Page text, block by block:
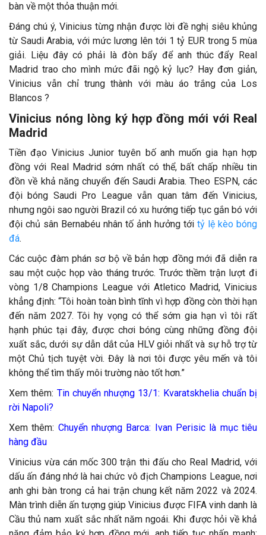
bàn về một thỏa thuận mới.
Đáng chú ý, Vinicius từng nhận được lời đề nghị siêu khủng
từ Saudi Arabia, với mức lương lên tới 1 tỷ EUR trong 5 mùa
giải. Liệu đây có phải là đòn bẩy để anh thúc đẩy Real
Madrid trao cho mình mức đãi ngộ kỷ lục? Hay đơn giản,
Vinicius vẫn chỉ trung thành với màu áo trắng của Los
Blancos ?
Vinicius nóng lòng ký hợp đồng mới với Real
Madrid
Tiền đạo Vinicius Junior tuyên bố anh muốn gia hạn hợp
đồng với Real Madrid sớm nhất có thể, bất chấp nhiều tin
đồn về khả năng chuyển đến Saudi Arabia. Theo ESPN, các
đội bóng Saudi Pro League vẫn quan tâm đến Vinicius,
nhưng ngôi sao người Brazil có xu hướng tiếp tục gắn bó với
đội chủ sân Bernabéu nhân tố ảnh hưởng tới tỷ lệ kèo bóng
đá.
Các cuộc đàm phán sơ bộ về bản hợp đồng mới đã diễn ra
sau một cuộc họp vào tháng trước. Trước thềm trận lượt đi
vòng 1/8 Champions League với Atletico Madrid, Vinicius
khẳng định: “Tôi hoàn toàn bình tĩnh vì hợp đồng còn thời hạn
đến năm 2027. Tôi hy vọng có thể sớm gia hạn vì tôi rất
hạnh phúc tại đây, được chơi bóng cùng những đồng đội
xuất sắc, dưới sự dẫn dắt của HLV giỏi nhất và sự hỗ trợ từ
một Chủ tịch tuyệt vời. Đây là nơi tôi được yêu mến và tôi
không thể tìm thấy môi trường nào tốt hơn.”
Xem thêm: Tin chuyển nhượng 13/1: Kvaratskhelia chuẩn bị
rời Napoli?
Xem thêm: Chuyển nhượng Barca: Ivan Perisic là mục tiêu
hàng đầu
Vinicius vừa cán mốc 300 trận thi đấu cho Real Madrid, với
dấu ấn đáng nhớ là hai chức vô địch Champions League, nơi
anh ghi bàn trong cả hai trận chung kết năm 2022 và 2024.
Màn trình diễn ấn tượng giúp Vinicius được FIFA vinh danh là
Cầu thủ nam xuất sắc nhất năm ngoái. Khi được hỏi về khả